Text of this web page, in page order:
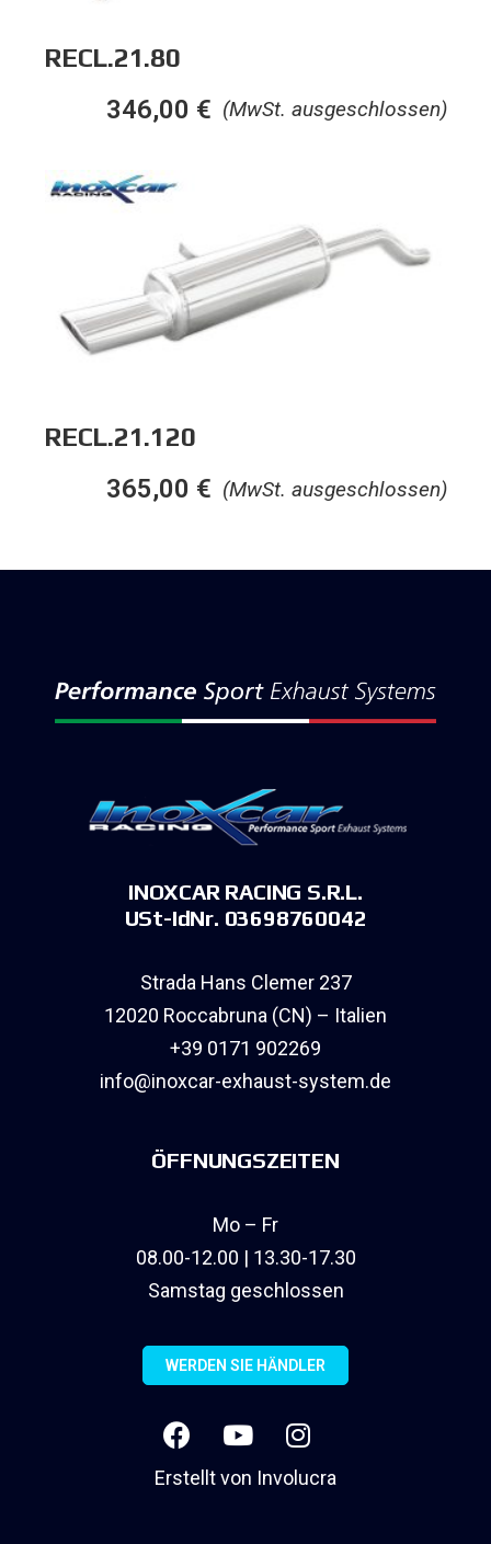
RECL.21.80
(MwSt. ausgeschlossen)
346,00 €
RECL.21.120
(MwSt. ausgeschlossen)
365,00 €
INOXCAR RACING S.R.L.
USt-IdNr. 03698760042
Strada Hans Clemer 237
12020 Roccabruna (CN) – Italien
+39 0171 902269
info@inoxcar-exhaust-system.de
ÖFFNUNGSZEITEN
Mo – Fr
08.00-12.00 | 13.30-17.30
Samstag geschlossen
WERDEN SIE HÄNDLER
Erstellt von Involucra